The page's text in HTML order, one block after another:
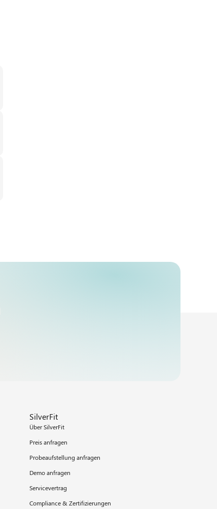
SilverFit
Über SilverFit
Preis anfragen
Probeaufstellung anfragen
Demo anfragen
Servicevertrag
Compliance & Zertifizierungen